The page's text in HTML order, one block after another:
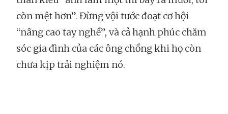
còn mệt hơn”. Đừng vội tước đoạt cơ hội
“nâng cao tay nghề”, và cả hạnh phúc chăm
sóc gia đình của các ông chồng khi họ còn
chưa kịp trải nghiệm nó.